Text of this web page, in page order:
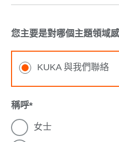
您主要是對哪個主題領域
KUKA 與我們聯絡
稱呼
女士